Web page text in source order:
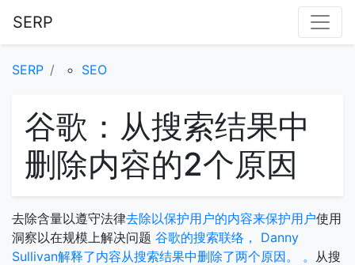
SERP
SERP SEO
谷歌：从搜索结果中
删除内容的2个原因
去除含量以遵守法律去除以保护用户的内容来保护用户使用
洞察以在规模上解决问题 谷歌的搜索联络， Danny
Sullivan解释了内容从搜索结果中删除了两个原因。 。 从搜